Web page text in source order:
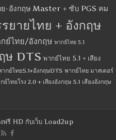
ย-อังกฤษ Master + ซับ PGS คม
ยายไทย + อังกฤษ
ย์ไทย/อังกฤษ พากย์ไทย 5.1
ษ DTS พากย์ไทย 5.1 + เสียง
ากย์ไทย5.1+อังกฤษDTS พากย์ไทย มาสเตอร์
ย์ไทยโรง 2.0 + เสียงอังกฤษ 5.1 เสียงอังกฤษ
ฟรี HD กับเว็บ Load2up